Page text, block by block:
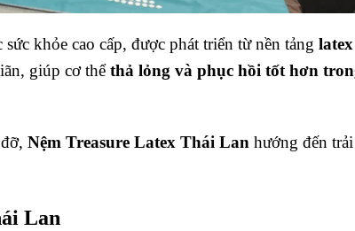
khỏe cao cấp, được phát triển từ nền tảng
giúp cơ thểthả lỏng và phục hồi tốt hơn
Nệm Treasure Latex Thái Lan hướng đến
Lan